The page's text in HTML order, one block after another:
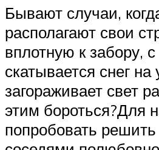
Бывают случаи,
располагают свои
вплотную к забору,
скатывается снег на
загораживает свет
этим бороться?Для
попробовать решить